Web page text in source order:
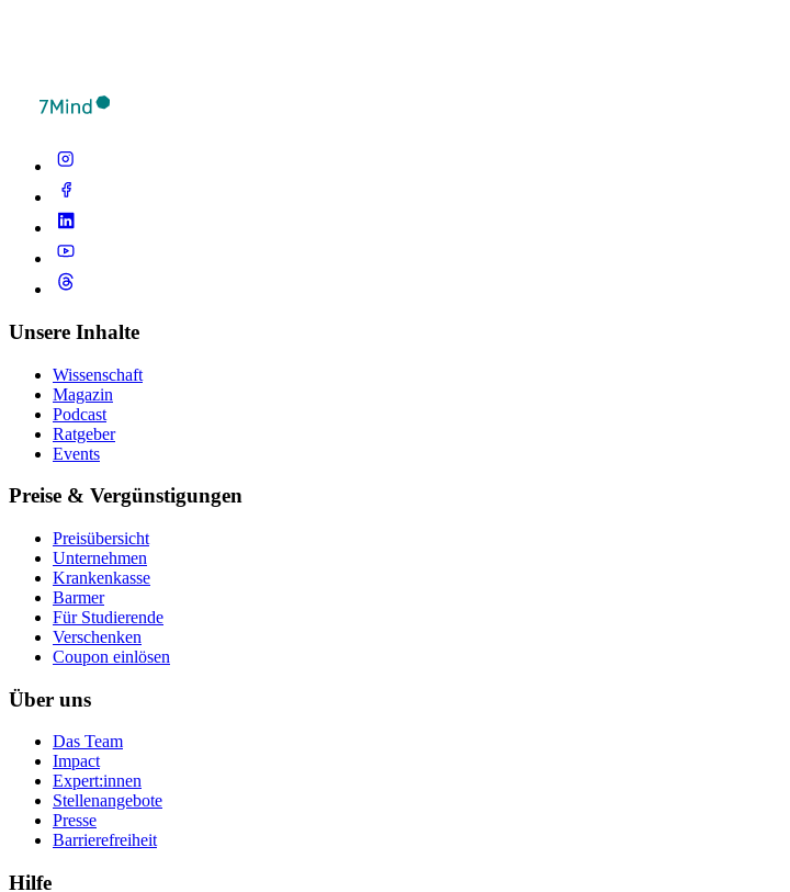
Unsere Inhalte
Wissenschaft
Magazin
Podcast
Ratgeber
Events
Preise & Vergünstigungen
Preisübersicht
Unternehmen
Krankenkasse
Barmer
Für Studierende
Ver­schen­ken
Coupon einlösen
Über uns
Das Team
Impact
Expert:innen
Stellenangebote
Presse
Barrierefreiheit
Hilfe